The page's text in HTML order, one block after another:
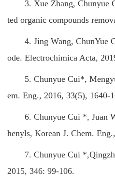
3. Xue Zhang, Chunyue
ted organic compounds
4. Jing Wang, ChunYue
ode. Electrochimica Acta,
5. Chunyue Cui*,
em. Eng., 2016, 33(5), 1640-
6. Chunyue Cui *, Juan
henyls, Korean J. Chem.
7. Chunyue Cui *,Qingzhu
2015, 346: 99-106.